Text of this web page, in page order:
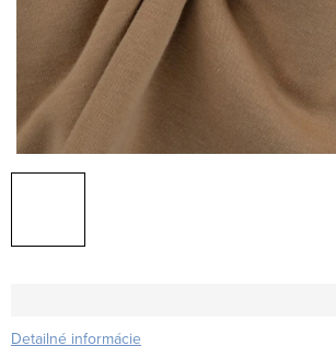
Detailné informácie